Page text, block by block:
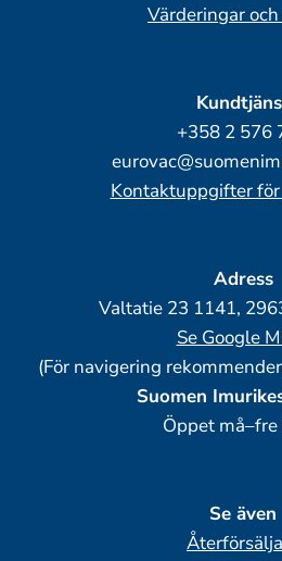
Värderingar
+358 2 576
Kontaktuppgifter
Adress
Valtatie 23 1141,
Se Google
(För navigering
Suomen
Öppet
Se även